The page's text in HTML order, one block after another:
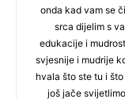
onda kad vam se
srca dijelim s
edukacije i
svjesnije i mudrije
hvala što ste tu i
još jače